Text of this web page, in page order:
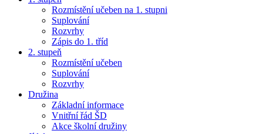
Rozmístění učeben na 1. stupni
Suplování
Rozvrhy
Zápis do 1. tříd
2. stupeň
Rozmístění učeben
Suplování
Rozvrhy
Družina
Základní informace
Vnitřní řád ŠD
Akce školní družiny